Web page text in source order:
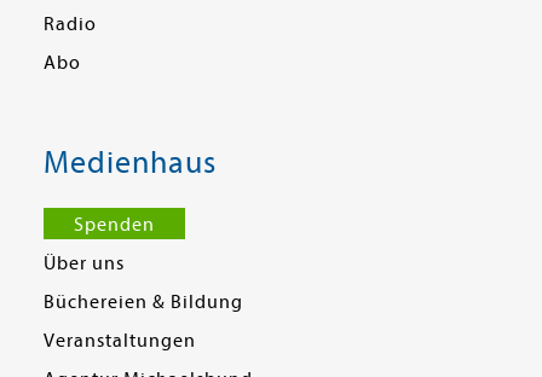
Radio
Abo
Medienhaus
Spenden
Über uns
Büchereien & Bildung
Veranstaltungen